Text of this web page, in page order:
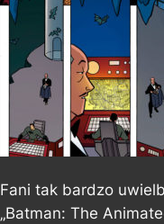
Fani tak bardzo
„Batman: The